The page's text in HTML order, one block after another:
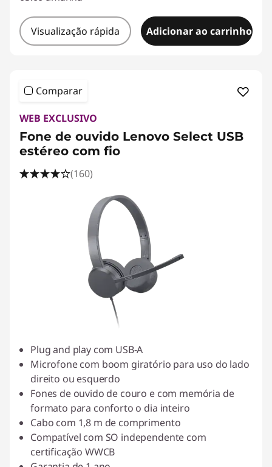
Visualização rápida Adicionar ao carrinho
Comparar
WEB EXCLUSIVO
Fone de ouvido Lenovo Select USB
estéreo com fio
(160)
Plug and play com USB-A
Microfone com boom giratório para uso do lado
direito ou esquerdo
Fones de ouvido de couro e com memória de
formato para conforto o dia inteiro
Cabo com 1,8 m de comprimento
Compatível com SO independente com
certificação WWCB